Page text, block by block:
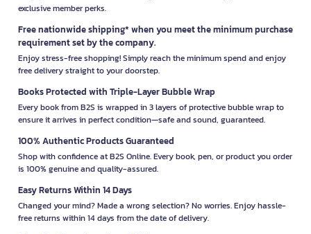
exclusive member perks.
Free nationwide shipping* when you meet the minimum purchase
requirement set by the company.
Enjoy stress-free shopping! Simply reach the minimum spend and enjoy
free delivery straight to your doorstep.
Books Protected with Triple-Layer Bubble Wrap
Every book from B2S is wrapped in 3 layers of protective bubble wrap to
ensure it arrives in perfect condition—safe and sound, guaranteed.
100% Authentic Products Guaranteed
Shop with confidence at B2S Online. Every book, pen, or product you order
is 100% genuine and quality-assured.
Easy Returns Within 14 Days
Changed your mind? Made a wrong selection? No worries. Enjoy hassle-
free returns within 14 days from the date of delivery.